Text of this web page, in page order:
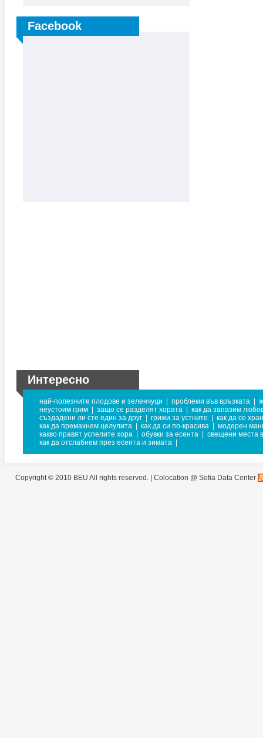
Facebook
Интересно
най-полезните плодове и зеленчуци проблеми във връзката
неустоим грим
защо се разделят хората
как да запазим
създадени ли сте един за друг
грижи за устните
как да се
как да премахнем целулита
как да си по-красива
модерен
какво правят успелите хора
обувки за есента
свещени места
как да отслабнем през есента и зимата
Copyright © 2010 BEU All rights reserved. | Colocation @ Sofia Data Center